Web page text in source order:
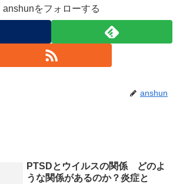
anshunをフォローする
anshun
PTSDとウイルスの関係 どのよ
うな関係があるのか？炎症と